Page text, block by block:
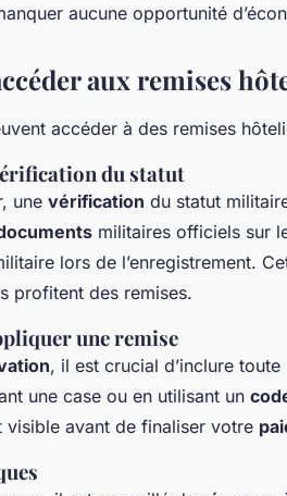
aucune opportunité
aux remises
accéder à des remises
du statut
une vérification du statut
militaires officiels sur
lors de l’enregistrement.
profitent des remises.
une remise
, il est crucial d’inclure
une case ou en utilisant un
visible avant de finaliser votre